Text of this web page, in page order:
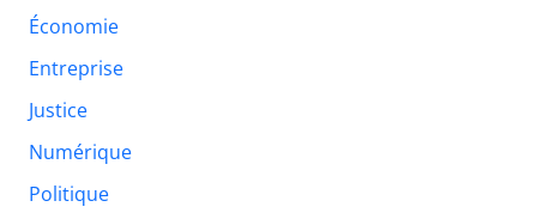
Économie
Entreprise
Justice
Numérique
Politique